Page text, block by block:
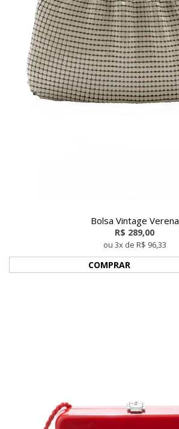
Bolsa Vintage Verena
R$ 289,00
ou 3x de R$ 96,33
COMPRAR